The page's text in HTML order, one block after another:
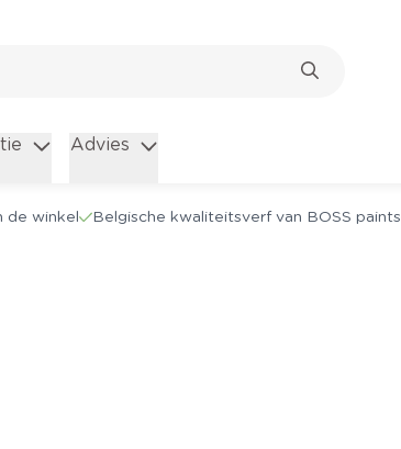
Advies
de winkel Belgische kwaliteitsverf van BOSS paints